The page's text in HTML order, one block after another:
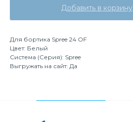
Добавить в корзину
Для бортика Spree 24 OF
Цвет: Белый
Система (Серия): Spree
Выгружать на сайт: Да